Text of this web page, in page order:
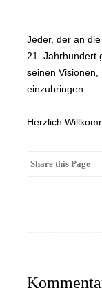
Jeder, der an
21. Jahrhundert
seinen Visionen,
einzubringen.
Herzlich
Share this Page